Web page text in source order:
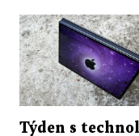
Týden s